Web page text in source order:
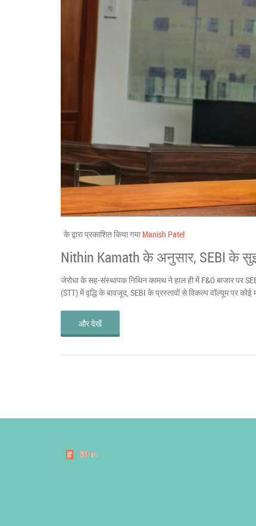
के द्वारा प्रकाशित किया गया Manish Patel
Nithin Kamath के अनुसार, SEBI के
जेरोधा के सह-संस्थापक निथिन कामथ ने हाल ही में F&O बाजार पर
(STT) में वृद्धि के बावजूद, SEBI के प्रस्तावों से विकल्प वॉल्यूम पर कोई
और देखें